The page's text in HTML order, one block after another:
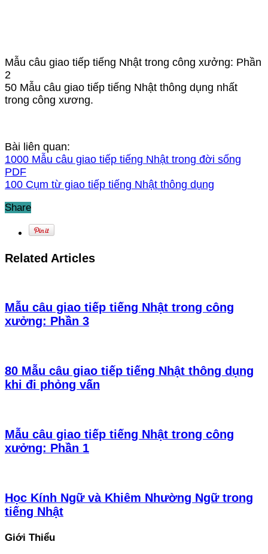
Mẫu câu giao tiếp tiếng Nhật trong công xưởng: Phần
2
50 Mẫu câu giao tiếp tiếng Nhật thông dụng nhất
trong công xương.
Bài liên quan:
1000 Mẫu câu giao tiếp tiếng Nhật trong đời sống
PDF
100 Cụm từ giao tiếp tiếng Nhật thông dụng
Share
Related Articles
Mẫu câu giao tiếp tiếng Nhật trong công
xưởng: Phần 3
80 Mẫu câu giao tiếp tiếng Nhật thông dụng
khi đi phỏng vấn
Mẫu câu giao tiếp tiếng Nhật trong công
xưởng: Phần 1
Học Kính Ngữ và Khiêm Nhường Ngữ trong
tiếng Nhật
Giới Thiểu